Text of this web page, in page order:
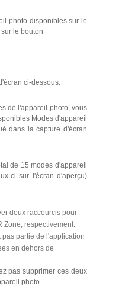
photo disponibles sur le
le bouton
ci-dessous.
de l'appareil photo, vous
Modes d'appareil
dans la capture d'écran
de 15 modes d'appareil
ci sur l'écran d'aperçu)
deux raccourcis pour
Zone, respectivement.
partie de l'application
en dehors de
pas supprimer ces deux
photo.